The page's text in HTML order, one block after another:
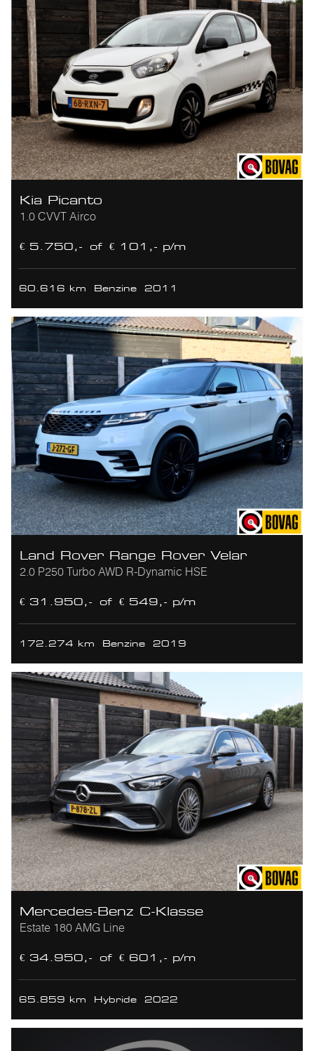
Kia Picanto
1.0 CVVT Airco
€ 5.750,- of € 101,- p/m
60.616 km Benzine 2011
Land Rover Range Rover Velar
2.0 P250 Turbo AWD R-Dynamic HSE
€ 31.950,- of € 549,- p/m
172.274 km Benzine 2019
Mercedes-Benz C-Klasse
Estate 180 AMG Line
€ 34.950,- of € 601,- p/m
65.859 km Hybride 2022